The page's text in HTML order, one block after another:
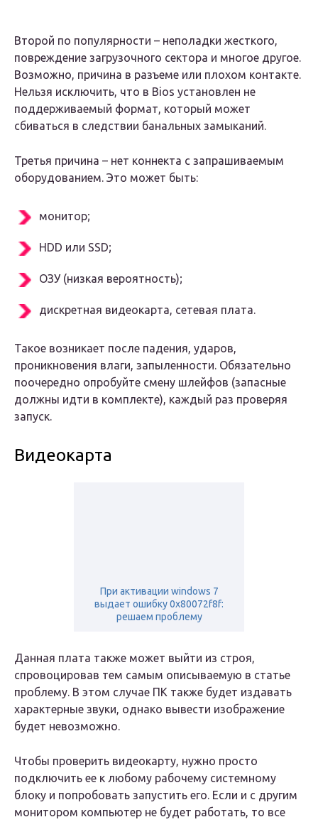
Второй по популярности – неполадки жесткого,
повреждение загрузочного сектора и многое другое.
Возможно, причина в разъеме или плохом контакте.
Нельзя исключить, что в Bios установлен не
поддерживаемый формат, который может
сбиваться в следствии банальных замыканий.
Третья причина – нет коннекта с запрашиваемым
оборудованием. Это может быть:
монитор;
HDD или SSD;
ОЗУ (низкая вероятность);
дискретная видеокарта, сетевая плата.
Такое возникает после падения, ударов,
проникновения влаги, запыленности. Обязательно
поочередно опробуйте смену шлейфов (запасные
должны идти в комплекте), каждый раз проверяя
запуск.
Видеокарта
При активации windows 7
выдает ошибку 0x80072f8f:
решаем проблему
Данная плата также может выйти из строя,
спровоцировав тем самым описываемую в статье
проблему. В этом случае ПК также будет издавать
характерные звуки, однако вывести изображение
будет невозможно.
Чтобы проверить видеокарту, нужно просто
подключить ее к любому рабочему системному
блоку и попробовать запустить его. Если и с другим
монитором компьютер не будет работать, то все